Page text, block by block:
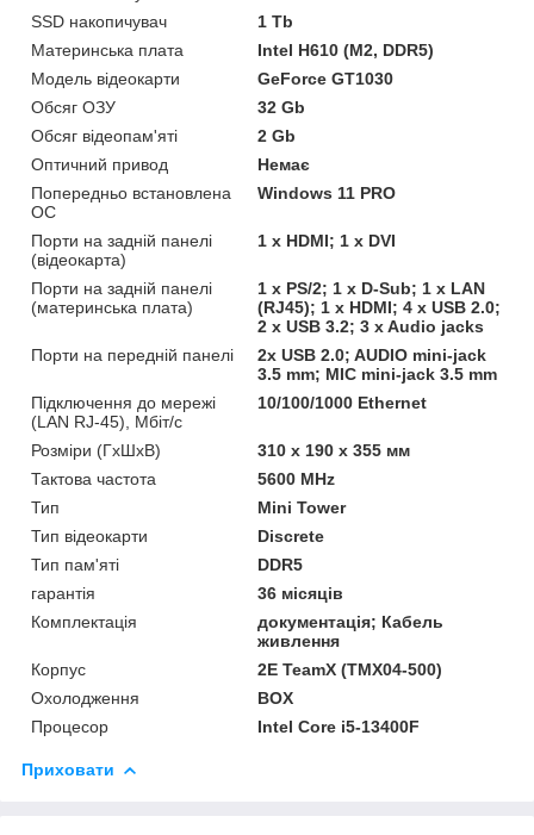
SSD накопичувач
1 Tb
Материнська плата
Intel H610 (M2, DDR5)
Модель відеокарти
GeForce GT1030
Обсяг ОЗУ
32 Gb
Обсяг відеопам'яті
2 Gb
Оптичний привод
Немає
Попередньо встановлена
ОС
Windows 11 PRO
Порти на задній панелі
(відеокарта)
1 x HDMI; 1 х DVI
Порти на задній панелі
(материнська плата)
1 x PS/2; 1 x D-Sub; 1 x LAN
(RJ45); 1 x HDMI; 4 x USB 2.0;
2 x USB 3.2; 3 x Audio jacks
Порти на передній панелі
2x USB 2.0; AUDIO mini-jack
3.5 mm; MIC mini-jack 3.5 mm
Підключення до мережі
(LAN RJ-45), Мбіт/с
10/100/1000 Ethernet
Розміри (ГxШxВ)
310 x 190 x 355 мм
Тактова частота
5600 MHz
Тип
Mini Tower
Тип відеокарти
Discrete
Тип пам'яті
DDR5
гарантія
36 місяців
Комплектація
документація; Кабель
живлення
Корпус
2E TeamX (TMX04-500)
Охолодження
BOX
Процесор
Intel Core i5-13400F
Приховати